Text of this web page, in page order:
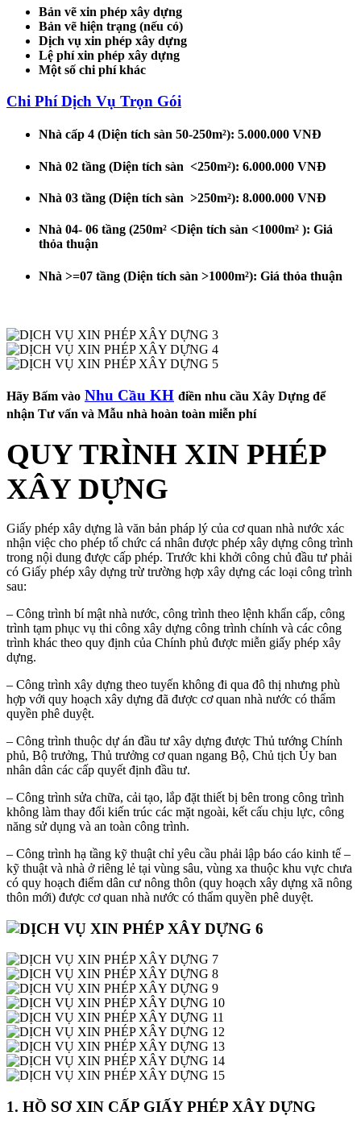
Bản vẽ xin phép xây dựng
Bản vẽ hiện trạng (nếu có)
Dịch vụ xin phép xây dựng
Lệ phí xin phép xây dựng
Một số chi phí khác
Chi Phí Dịch Vụ Trọn Gói
Nhà cấp 4 (Diện tích sàn 50-250m²): 5.000.000 VNĐ
Nhà 02 tầng (Diện tích sàn <250m²): 6.000.000 VNĐ
Nhà 03 tầng (Diện tích sàn >250m²): 8.000.000 VNĐ
Nhà 04- 06 tầng (250m² <Diện tích sàn <1000m² ): Giá
thỏa thuận
Nhà >=07 tầng (Diện tích sàn >1000m²): Giá thỏa thuận
Hãy Bấm vào Nhu Cầu KH điền nhu cầu Xây Dựng để
nhận Tư vấn và Mẫu nhà hoàn toàn miễn phí
QUY TRÌNH XIN PHÉP
XÂY DỰNG
Giấy phép xây dựng là văn bản pháp lý của cơ quan nhà nước xác
nhận việc cho phép tổ chức cá nhân được phép xây dựng công trình
trong nội dung được cấp phép. Trước khi khởi công chủ đầu tư phải
có Giấy phép xây dựng trừ trường hợp xây dựng các loại công trình
sau:
– Công trình bí mật nhà nước, công trình theo lệnh khẩn cấp, công
trình tạm phục vụ thi công xây dựng công trình chính và các công
trình khác theo quy định của Chính phủ được miễn giấy phép xây
dựng.
– Công trình xây dựng theo tuyến không đi qua đô thị nhưng phù
hợp với quy hoạch xây dựng đã được cơ quan nhà nước có thẩm
quyền phê duyệt.
– Công trình thuộc dự án đầu tư xây dựng được Thủ tướng Chính
phủ, Bộ trưởng, Thủ trưởng cơ quan ngang Bộ, Chủ tịch Ủy ban
nhân dân các cấp quyết định đầu tư.
– Công trình sửa chữa, cải tạo, lắp đặt thiết bị bên trong công trình
không làm thay đổi kiến trúc các mặt ngoài, kết cấu chịu lực, công
năng sử dụng và an toàn công trình.
– Công trình hạ tầng kỹ thuật chỉ yêu cầu phải lập báo cáo kinh tế –
kỹ thuật và nhà ở riêng lẻ tại vùng sâu, vùng xa thuộc khu vực chưa
có quy hoạch điểm dân cư nông thôn (quy hoạch xây dựng xã nông
thôn mới) được cơ quan nhà nước có thẩm quyền phê duyệt.
1. HỒ SƠ XIN CẤP GIẤY PHÉP XÂY DỰNG